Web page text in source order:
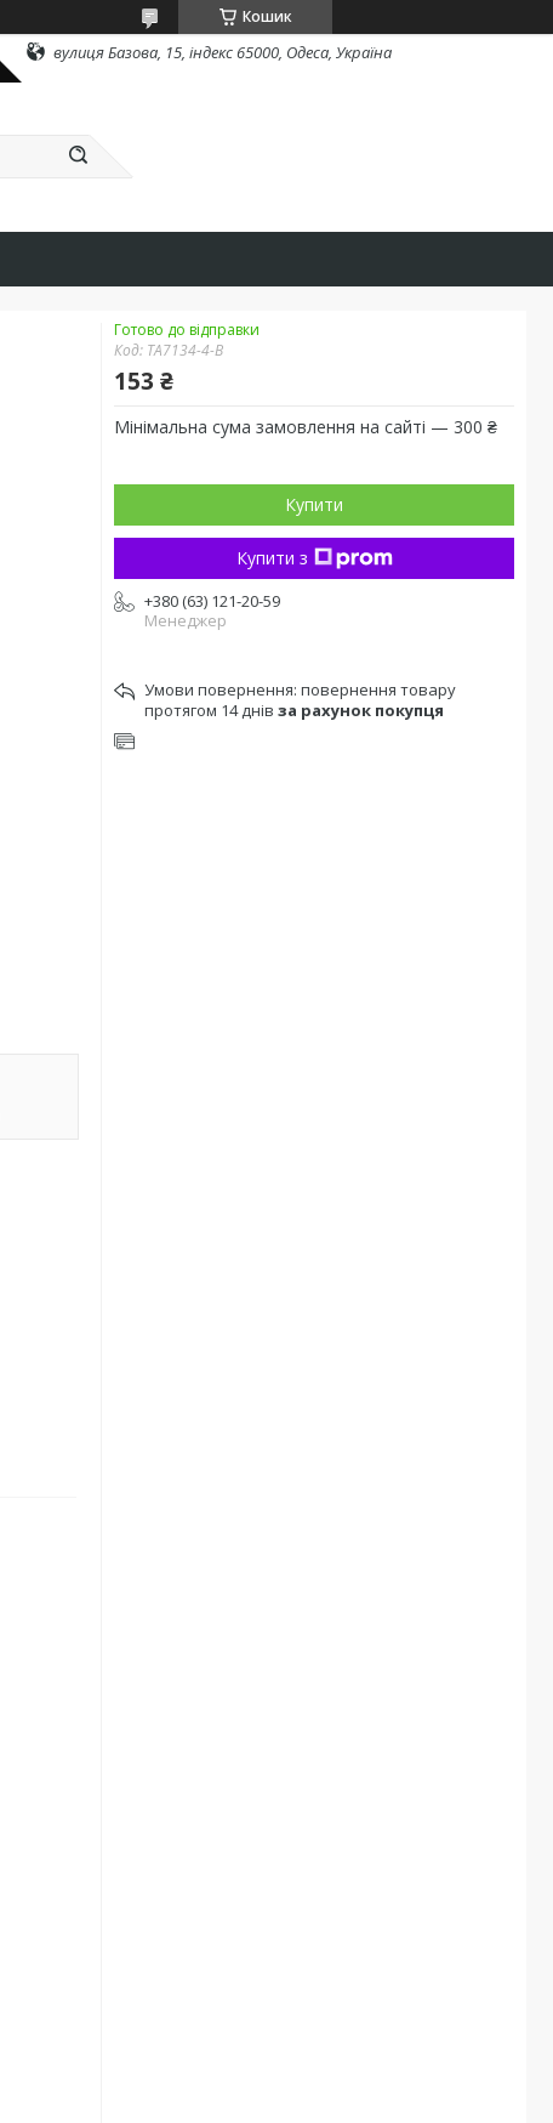
Кошик
вулиця Базова, 15, індекс 65000, Одеса, Україна
Готово до відправки
Код: TA7134-4-B
153 ₴
Мінімальна сума замовлення на сайті — 300 ₴
Купити
Купити з
+380 (63) 121-20-59
Менеджер
повернення товару
протягом 14 днів за рахунок покупця